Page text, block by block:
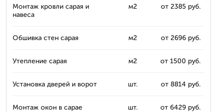
Монтаж кровли сарая и
навеса
м2 от 2385 руб.
Обшивка стен сарая м2 от 2696 руб.
Утепление сарая м2 от 1500 руб.
Установка дверей и ворот шт. от 8814 руб.
Монтаж окон в сарае шт. от 6429 руб.